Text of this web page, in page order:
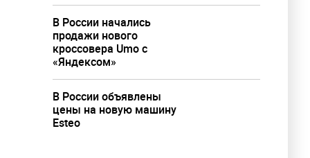
В России начались
продажи нового
кроссовера Umo с
«Яндексом»
В России объявлены
цены на новую машину
Esteo